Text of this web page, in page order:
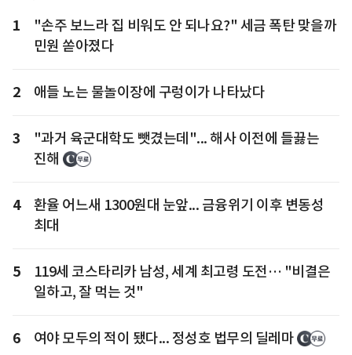
1
"손주 보느라 집 비워도 안 되나요?" 세금 폭탄 맞을까
민원 쏟아졌다
2 애들 노는 물놀이장에 구렁이가 나타났다
3
"과거 육군대학도 뺏겼는데"... 해사 이전에 들끓는
진해
4
환율 어느새 1300원대 눈앞... 금융위기 이후 변동성
최대
5
119세 코스타리카 남성, 세계 최고령 도전… "비결은
일하고, 잘 먹는 것"
6 여야 모두의 적이 됐다... 정성호 법무의 딜레마